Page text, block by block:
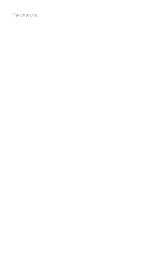
Реклама